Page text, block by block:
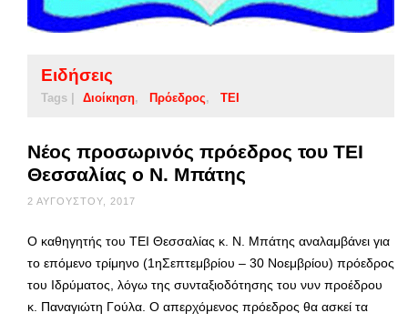
Ειδήσεις
Tags | Διοίκηση Πρόεδρος ΤΕΙ
Νέος προσωρινός πρόεδρος του ΤΕΙ
Θεσσαλίας ο Ν. Μπάτης
2 ΑΥΓΟΎΣΤΟΥ, 2017
Ο καθηγητής του ΤΕΙ Θεσσαλίας κ. Ν. Μπάτης αναλαμβάνει για
το επόμενο τρίμηνο (1ηΣεπτεμβρίου – 30 Νοεμβρίου) πρόεδρος
του Ιδρύματος, λόγω της συνταξιοδότησης του νυν προέδρου
κ. Παναγιώτη Γούλα. Ο απερχόμενος πρόεδρος θα ασκεί τα